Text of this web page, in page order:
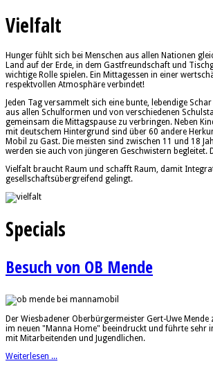
Vielfalt
Hunger fühlt sich bei Menschen aus allen Nationen
Land auf der Erde, in dem Gastfreundschaft und
wichtige Rolle spielen. Ein Mittagessen in einer
respektvollen Atmosphäre verbindet!
Jeden Tag versammelt sich eine bunte, lebendige
aus allen Schulformen und von verschiedenen
gemeinsam die Mittagspause zu verbringen. Neben
mit deutschem Hintergrund sind über 60 andere
Mobil zu Gast. Die meisten sind zwischen 11 und 18
werden sie auch von jüngeren Geschwistern begleitet.
Vielfalt braucht Raum und schafft Raum, damit
gesellschaftsübergreifend gelingt.
Specials
Besuch von OB Mende
Der Wiesbadener Oberbürgermeister Gert-Uwe Mende
im neuen "Manna Home" beeindruckt und führte sehr
mit Mitarbeitenden und Jugendlichen.
Weiterlesen ...